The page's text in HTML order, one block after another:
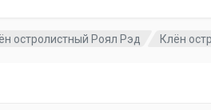
остролистный Роял Рэд Клён